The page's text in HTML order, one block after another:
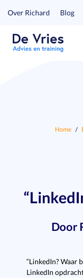
Over Richard Blog
Home
Door
“LinkedIn? Waar
LinkedIn